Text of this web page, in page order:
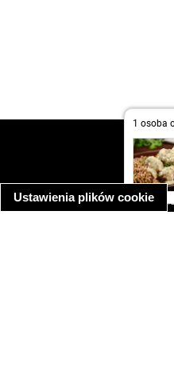
Ustawienia plików cookie
1 osoba
informacja
informacja o